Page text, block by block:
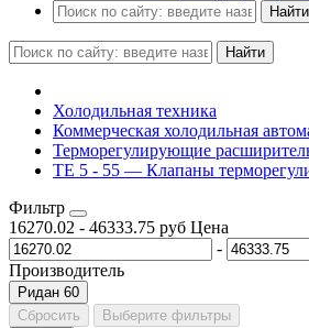
Найти
Найти
Холодильная техника
Коммерческая холодильная
Терморегулирующие
TE 5 - 55 — Клапаны
Фильтр
16270.02 - 46333.75 руб Цена
-
Производитель
Ридан 60
Сбросить
Выберите фильтры